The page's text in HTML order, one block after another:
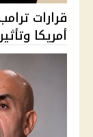
قرارات
أمريكا